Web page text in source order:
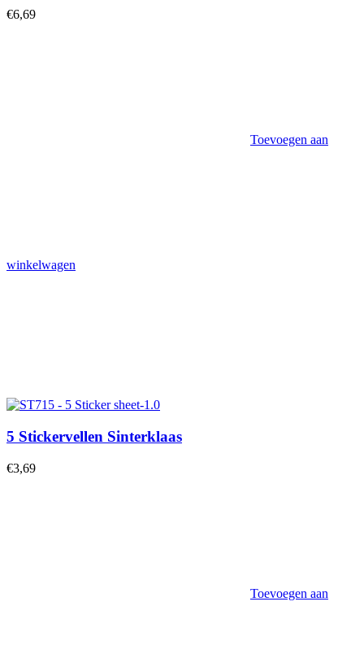
€6,69
Toevoegen aan
winkelwagen
5 Stickervellen Sinterklaas
€3,69
Toevoegen aan